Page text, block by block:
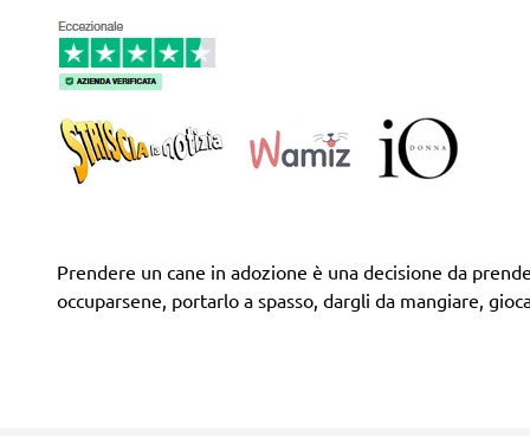
Prendere un cane in adozione è una decisione da
occuparsene, portarlo a spasso, dargli da mangiare,